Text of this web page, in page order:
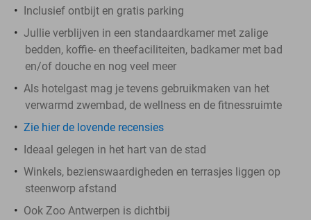
Inclusief ontbijt en gratis parking
Jullie verblijven in een standaardkamer met zalige
bedden, koffie- en theefaciliteiten, badkamer met bad
en/of douche en nog veel meer
Als hotelgast mag je tevens gebruikmaken van het
verwarmd zwembad, de wellness en de fitnessruimte
Zie hier de lovende recensies
Ideaal gelegen in het hart van de stad
Winkels, bezienswaardigheden en terrasjes liggen op
steenworp afstand
Ook Zoo Antwerpen is dichtbij